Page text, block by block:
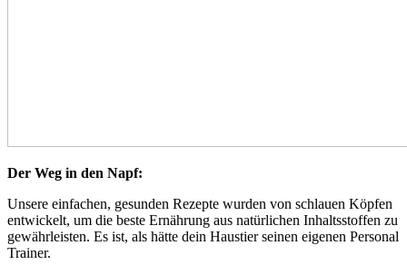
Der Weg in den Napf:
Unsere einfachen, gesunden Rezepte wurden von schlauen Köpfen
entwickelt, um die beste Ernährung aus natürlichen Inhaltsstoffen zu
gewährleisten. Es ist, als hätte dein Haustier seinen eigenen Personal
Trainer.